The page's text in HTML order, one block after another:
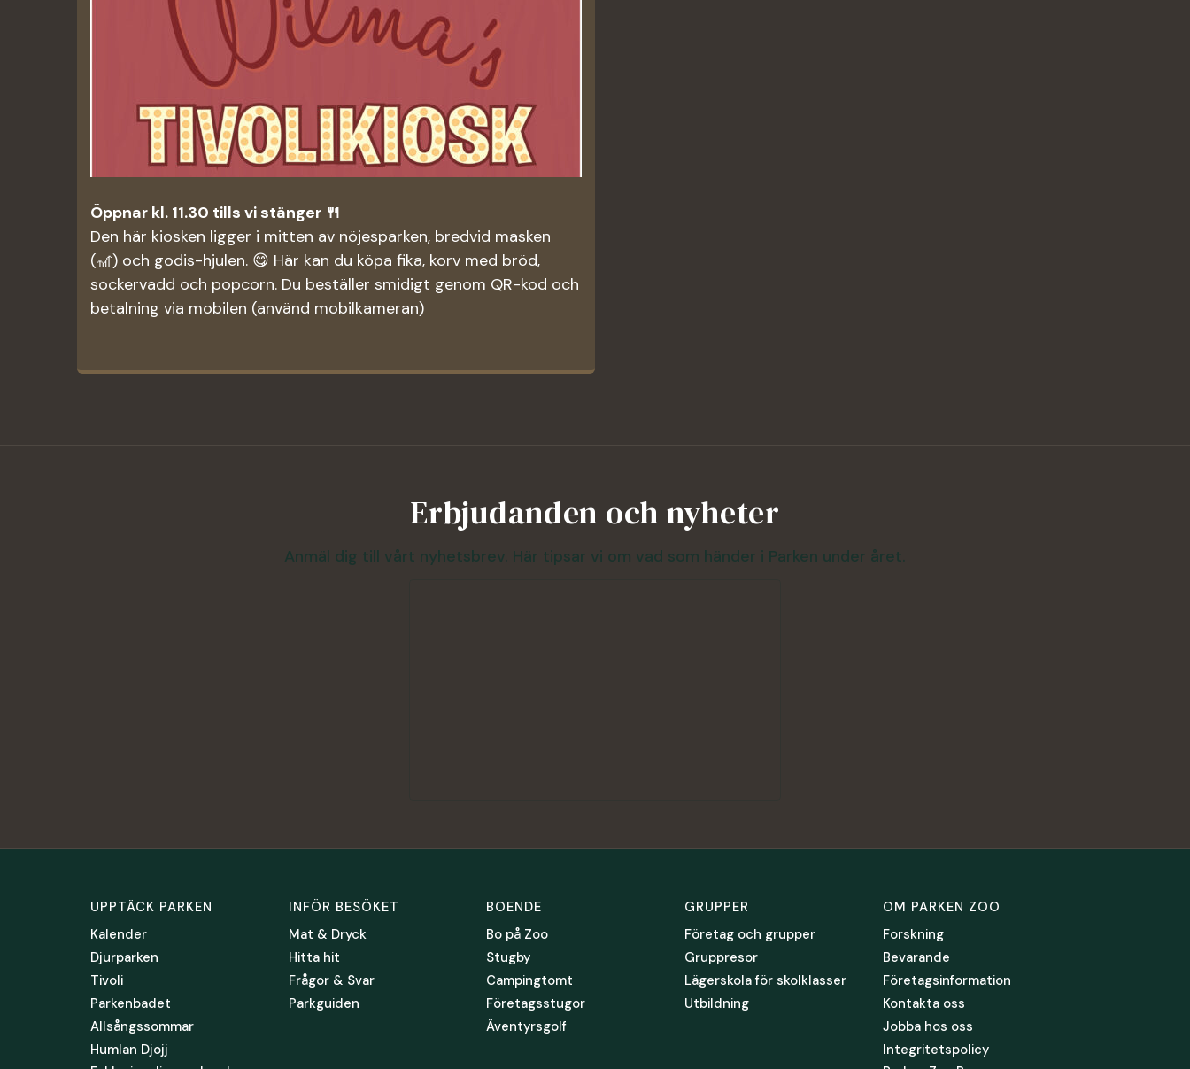
Öppnar kl. 11.30 tills vi stänger 🍴
Den här kiosken ligger i mitten av nöjesparken, bredvid masken
(🎢) och godis-hjulen. 😋 Här kan du köpa fika, korv med bröd,
sockervadd och popcorn. Du beställer smidigt genom QR-kod och
betalning via mobilen (använd mobilkameran)
Erbjudanden och nyheter
Anmäl dig till vårt nyhetsbrev. Här tipsar vi om vad som händer i Parken under året.
UPPTÄCK PARKEN
Kalender
Djurparken
Tivoli
Parkenbadet
Allsångssommar
Humlan Djojj
INFÖR BESÖKET
Mat & Dryck
Hitta hit
Frågor & Svar
Parkguiden
BOENDE
Bo på Zoo
Stugby
Campingtomt
Företagsstugor
Äventyrsgolf
GRUPPER
Företag och grupper
Gruppresor
Lägerskola för skolklasser
Utbildning
OM PARKEN ZOO
Forskning
Bevarande
Företagsinformation
Kontakta oss
Jobba hos oss
Integritetspolicy